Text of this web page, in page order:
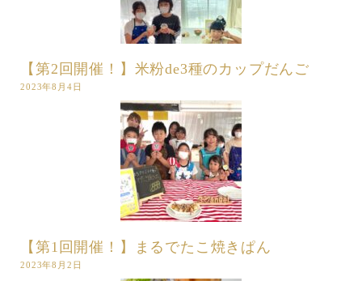
【第2回開催！】米粉de3種のカップだんご
2023年8月4日
【第1回開催！】まるでたこ焼きぱん
2023年8月2日